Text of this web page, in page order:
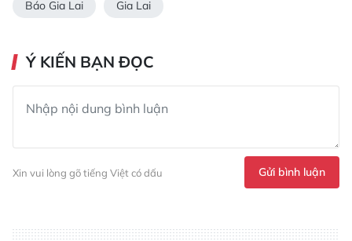
Báo Gia Lai Gia Lai
Ý KIẾN BẠN ĐỌC
Xin vui lòng gõ tiếng Việt có dấu Gửi bình luận